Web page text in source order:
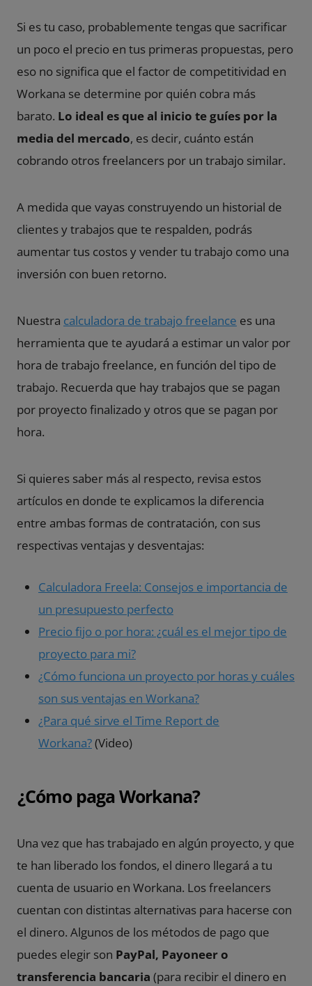
Si es tu caso, probablemente tengas que sacrificar
un poco el precio en tus primeras propuestas, pero
eso no significa que el factor de competitividad en
Workana se determine por quién cobra más
barato. Lo ideal es que al inicio te guíes por la
media del mercado, es decir, cuánto están
cobrando otros freelancers por un trabajo similar.
A medida que vayas construyendo un historial de
clientes y trabajos que te respalden, podrás
aumentar tus costos y vender tu trabajo como una
inversión con buen retorno.
Nuestra calculadora de trabajo freelance es una
herramienta que te ayudará a estimar un valor por
hora de trabajo freelance, en función del tipo de
trabajo. Recuerda que hay trabajos que se pagan
por proyecto finalizado y otros que se pagan por
hora.
Si quieres saber más al respecto, revisa estos
artículos en donde te explicamos la diferencia
entre ambas formas de contratación, con sus
respectivas ventajas y desventajas:
Calculadora Freela: Consejos e importancia de
un presupuesto perfecto
Precio fijo o por hora: ¿cuál es el mejor tipo de
proyecto para mi?
¿Cómo funciona un proyecto por horas y cuáles
son sus ventajas en Workana?
¿Para qué sirve el Time Report de
Workana?(Video)
¿Cómo paga Workana?
Una vez que has trabajado en algún proyecto, y que
te han liberado los fondos, el dinero llegará a tu
cuenta de usuario en Workana. Los freelancers
cuentan con distintas alternativas para hacerse con
el dinero. Algunos de los métodos de pago que
puedes elegir son PayPal, Payoneer o
transferencia bancaria (para recibir el dinero en